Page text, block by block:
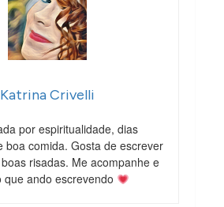
Katrina Crivelli
por espiritualidade, dias
boa comida. Gosta de escrever
risadas. Me acompanhe e
que ando escrevendo